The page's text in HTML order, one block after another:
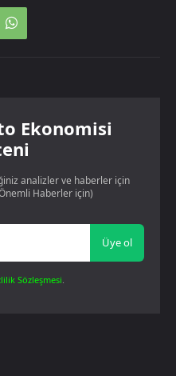
Ekonomisi
analizler ve haberler için
Haberler için)
Üye ol
Sözleşmesi